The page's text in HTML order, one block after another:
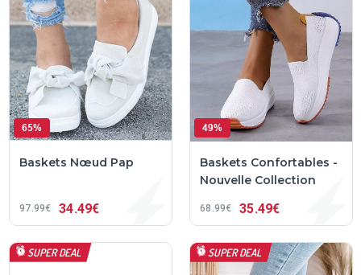
65%
Baskets Nœud Pap
97 99€ 34 49€
49%
Baskets Confortables -
Nouvelle Collection
68 99€ 35 49€
SUPER DEAL SUPER DEAL